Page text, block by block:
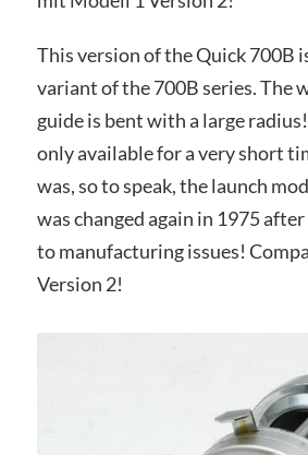
This version of the Quick 700B
variant of the 700B series. The
guide is bent with a large
only available for a very short
was, so to speak, the launch
was changed again in 1975
to manufacturing issues!
Version 2!